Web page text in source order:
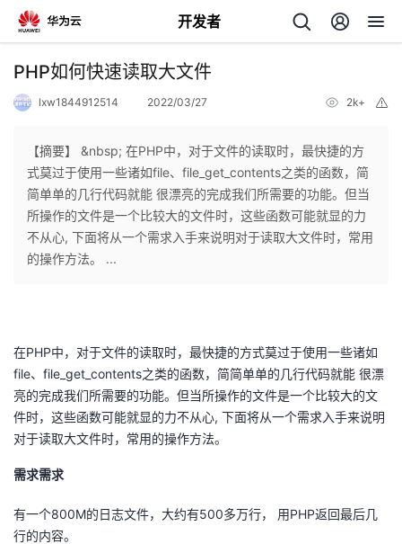
开发者
返
个
人
页
我
开
发
者
我
的我
的
开
发
者
学
我
的
Programs
我
的
支
持
PHP如何快速读取大文件
lxw1844912514 2022/03/27 2k+
【摘要】 &nbsp; 在PHP中，对于文件的读取时，最快捷的方
式莫过于使用一些诸如file、file_get_contents之类的函数，简
简单单的几行代码就能 很漂亮的完成我们所需要的功能。但当
所操作的文件是一个比较大的文件时，这些函数可能就显的力
不从心, 下面将从一个需求入手来说明对于读取大文件时，常用
的操作方法。 ...
在PHP中，对于文件的读取时，最快捷的方式莫过于使用一些诸如
file、file_get_contents之类的函数，简简单单的几行代码就能 很漂
亮的完成我们所需要的功能。但当所操作的文件是一个比较大的文
件时，这些函数可能就显的力不从心, 下面将从一个需求入手来说明
对于读取大文件时，常用的操作方法。
需求需求
有一个800M的日志文件，大约有500多万行， 用PHP返回最后几
行的内容。